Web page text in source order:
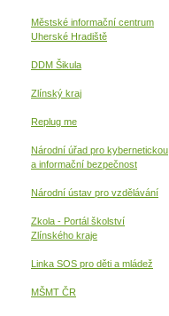
Městské informační centrum
Uherské Hradiště
DDM Šikula
Zlínský kraj
Replug me
Národní úřad pro kybernetickou
a informační bezpečnost
Národní ústav pro vzdělávání
Zkola - Portál školství
Zlínského kraje
Linka SOS pro děti a mládež
MŠMT ČR